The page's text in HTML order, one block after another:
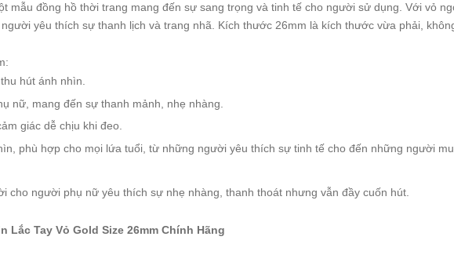
mẫu đồng hồ thời trang mang đến sự sang trọng và tinh tế cho người sử dụng. Với vỏ
yêu thích sự thanh lịch và trang nhã. Kích thước 26mm là kích thước vừa phải,
hút ánh nhìn.
nữ, mang đến sự thanh mảnh, nhẹ nhàng.
giác dễ chịu khi đeo.
phù hợp cho mọi lứa tuổi, từ những người yêu thích sự tinh tế cho đến những người
cho người phụ nữ yêu thích sự nhẹ nhàng, thanh thoát nhưng vẫn đầy cuốn hút.
Tay Vỏ Gold Size 26mm Chính Hãng